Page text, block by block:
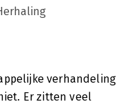
verhandeling
Er zitten veel